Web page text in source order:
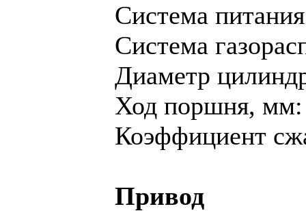
Система
Система
Диaметр
Ход поршня, мм:
Коэффициент
Привод